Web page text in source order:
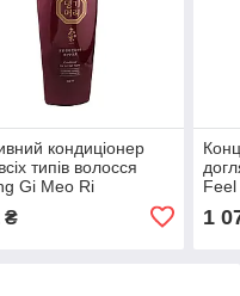
кондиціонер
типів волосся
Gi Meo Ri
₴
Feel
1